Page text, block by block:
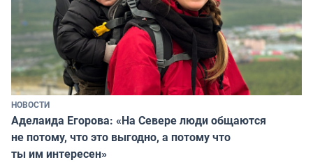
НОВОСТИ
Аделаида Егорова: «На Севере люди общаются
не потому, что это выгодно, а потому что
ты им интересен»